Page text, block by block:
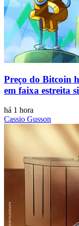
Preço do Bitcoin
em faixa estreita
há 1 hora
Cassio Gusson